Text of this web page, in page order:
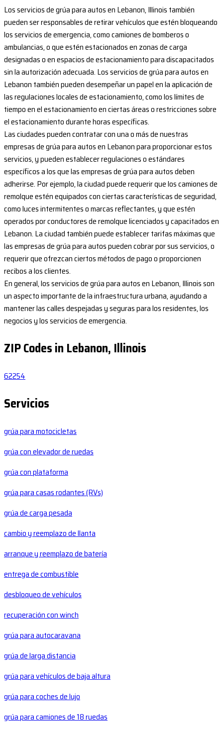
Los servicios de grúa para autos en Lebanon, Illinois también
pueden ser responsables de retirar vehículos que estén bloqueando
los servicios de emergencia, como camiones de bomberos o
ambulancias, o que estén estacionados en zonas de carga
designadas o en espacios de estacionamiento para discapacitados
sin la autorización adecuada. Los servicios de grúa para autos en
Lebanon también pueden desempeñar un papel en la aplicación de
las regulaciones locales de estacionamiento, como los límites de
tiempo en el estacionamiento en ciertas áreas o restricciones sobre
el estacionamiento durante horas específicas.
Las ciudades pueden contratar con una o más de nuestras
empresas de grúa para autos en Lebanon para proporcionar estos
servicios, y pueden establecer regulaciones o estándares
específicos a los que las empresas de grúa para autos deben
adherirse. Por ejemplo, la ciudad puede requerir que los camiones de
remolque estén equipados con ciertas características de seguridad,
como luces intermitentes o marcas reflectantes, y que estén
operados por conductores de remolque licenciados y capacitados en
Lebanon. La ciudad también puede establecer tarifas máximas que
las empresas de grúa para autos pueden cobrar por sus servicios, o
requerir que ofrezcan ciertos métodos de pago o proporcionen
recibos a los clientes.
En general, los servicios de grúa para autos en Lebanon, Illinois son
un aspecto importante de la infraestructura urbana, ayudando a
mantener las calles despejadas y seguras para los residentes, los
negocios y los servicios de emergencia.
ZIP Codes in Lebanon, Illinois
62254
Servicios
grúa para motocicletas
grúa con elevador de ruedas
grúa con plataforma
grúa para casas rodantes (RVs)
grúa de carga pesada
cambio y reemplazo de llanta
arranque y reemplazo de batería
entrega de combustible
desbloqueo de vehículos
recuperación con winch
grúa para autocaravana
grúa de larga distancia
grúa para vehículos de baja altura
grúa para coches de lujo
grúa para camiones de 18 ruedas